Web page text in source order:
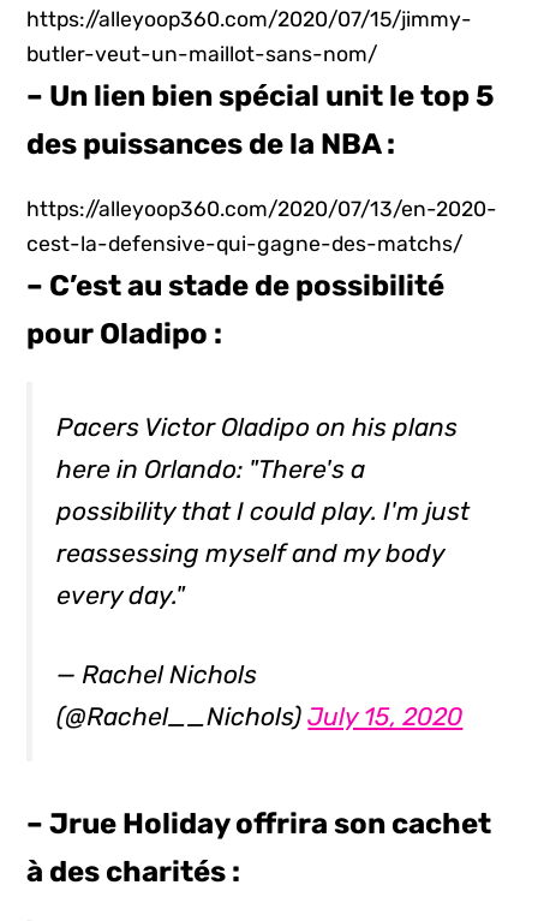
https://alleyoop360.com/2020/07/15/jimmy-
butler-veut-un-maillot-sans-nom/
– Un lien bien spécial unit le top 5
des puissances de la NBA :
https://alleyoop360.com/2020/07/13/en-2020-
cest-la-defensive-qui-gagne-des-matchs/
– C’est au stade de possibilité
pour Oladipo :
Pacers Victor Oladipo on his plans
here in Orlando: "There's a
possibility that I could play. I'm just
reassessing myself and my body
every day."
— Rachel Nichols
(@Rachel__Nichols)July 15, 2020
– Jrue Holiday offrira son cachet
à des charités :